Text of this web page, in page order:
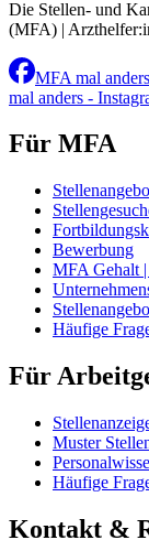
Die Stellen- und
(MFA) |
MFA mal
mal anders -
Für MFA
Bewerbung
MFA Gehalt
Häufige
Für
Muster
Häufige
Kontakt &